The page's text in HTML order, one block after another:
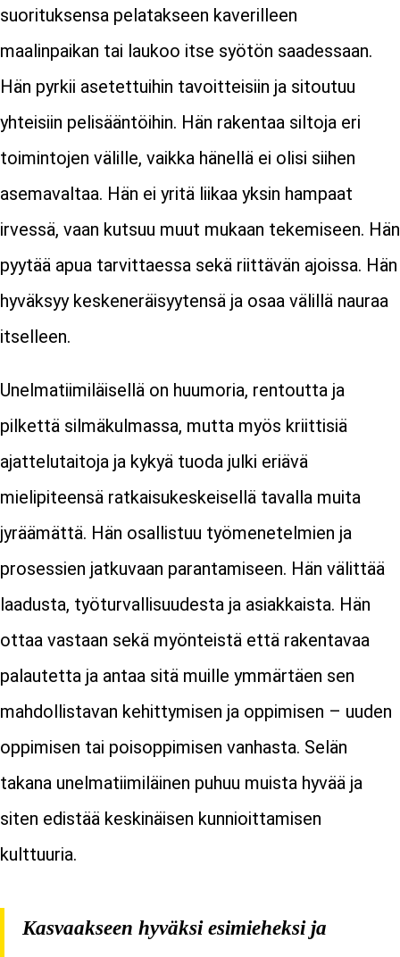
suorituksensa pelatakseen kaverilleen
maalinpaikan tai laukoo itse syötön saadessaan.
Hän pyrkii asetettuihin tavoitteisiin ja sitoutuu
yhteisiin pelisääntöihin. Hän rakentaa siltoja eri
toimintojen välille, vaikka hänellä ei olisi siihen
asemavaltaa. Hän ei yritä liikaa yksin hampaat
irvessä, vaan kutsuu muut mukaan tekemiseen. Hän
pyytää apua tarvittaessa sekä riittävän ajoissa. Hän
hyväksyy keskeneräisyytensä ja osaa välillä nauraa
itselleen.
Unelmatiimiläisellä on huumoria, rentoutta ja
pilkettä silmäkulmassa, mutta myös kriittisiä
ajattelutaitoja ja kykyä tuoda julki eriävä
mielipiteensä ratkaisukeskeisellä tavalla muita
jyräämättä. Hän osallistuu työmenetelmien ja
prosessien jatkuvaan parantamiseen. Hän välittää
laadusta, työturvallisuudesta ja asiakkaista. Hän
ottaa vastaan sekä myönteistä että rakentavaa
palautetta ja antaa sitä muille ymmärtäen sen
mahdollistavan kehittymisen ja oppimisen – uuden
oppimisen tai poisoppimisen vanhasta. Selän
takana unelmatiimiläinen puhuu muista hyvää ja
siten edistää keskinäisen kunnioittamisen
kulttuuria.
Kasvaakseen hyväksi esimieheksi ja